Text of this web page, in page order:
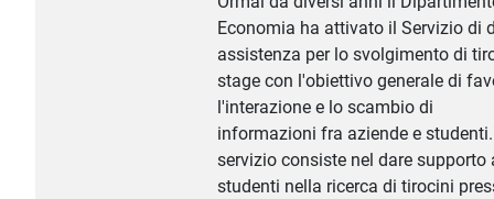
Economia ha attivato il Servizio di
assistenza per lo svolgimento di
stage con l'obiettivo generale di
l'interazione e lo scambio di
informazioni fra aziende e
servizio consiste nel dare supporto
studenti nella ricerca di tirocini